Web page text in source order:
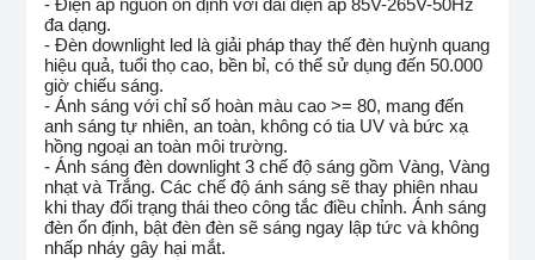
- Điện áp nguồn ổn định với dãi điện áp 85V-265V-50Hz
đa dạng.
- Đèn downlight led là giải pháp thay thế đèn huỳnh quang
hiệu quả, tuổi thọ cao, bền bỉ, có thể sử dụng đến 50.000
giờ chiếu sáng.
- Ánh sáng với chỉ số hoàn màu cao >= 80, mang đến
anh sáng tự nhiên, an toàn, không có tia UV và bức xạ
hồng ngoại an toàn môi trường.
- Ánh sáng đèn downlight 3 chế độ sáng gồm Vàng, Vàng
nhạt và Trắng. Các chế độ ánh sáng sẽ thay phiên nhau
khi thay đổi trạng thái theo công tắc điều chỉnh. Ánh sáng
đèn ổn định, bật đèn đèn sẽ sáng ngay lập tức và không
nhấp nháy gây hại mắt.